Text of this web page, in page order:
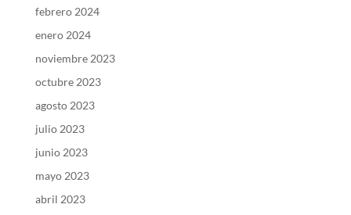
febrero 2024
enero 2024
noviembre 2023
octubre 2023
agosto 2023
julio 2023
junio 2023
mayo 2023
abril 2023